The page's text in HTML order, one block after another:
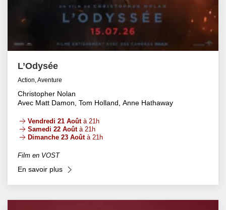
L’Odysée
Action, Aventure
Christopher Nolan
Avec Matt Damon, Tom Holland, Anne Hathaway
Vendredi 21 Aoûtà 21h
Samedi 22 Aoûtà 21h
Dimanche 23 Aoûtà 21h
Film en VOST
En savoir plus